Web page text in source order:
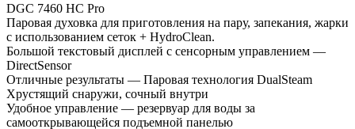
DGC 7460 HC Pro
Паровая духовка для приготовления на пару, запекания, жарки
с использованием сеток + HydroClean.
Большой текстовый дисплей с сенсорным управлением —
DirectSensor
Отличные результаты — Паровая технология DualSteam
Хрустящий снаружи, сочный внутри
Удобное управление — резервуар для воды за
самооткрывающейся подъемной панелью